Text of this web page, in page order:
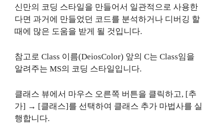
신만의 코딩 스타일을 만들어서 일관적으로 사용한
다면 과거에 만들었던 코드를 분석하거나 디버깅 할
때에 많은 도움을 받게 될 것입니다.
참고로 Class 이름(DeiosColor) 앞의 C는 Class임을
알려주는 MS의 코딩 스타일입니다.
클래스 뷰에서 마우스 오른쪽 버튼을 클릭하고, [추
가] → [클래스]를 선택하여 클래스 추가 마법사를 실
행합니다.